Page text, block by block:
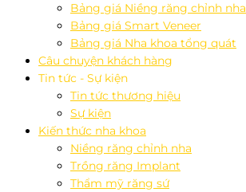
Bảng giá Niềng răng chỉnh nha
Bảng giá Smart Veneer
Bảng giá Nha khoa tổng quát
Câu chuyện khách hàng
Tin tức - Sự kiện
Tin tức thương hiệu
Sự kiện
Kiến thức nha khoa
Niềng răng chỉnh nha
Trồng răng Implant
Thẩm mỹ răng sứ